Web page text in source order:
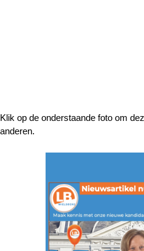
Klik op de onderstaande foto om
anderen.